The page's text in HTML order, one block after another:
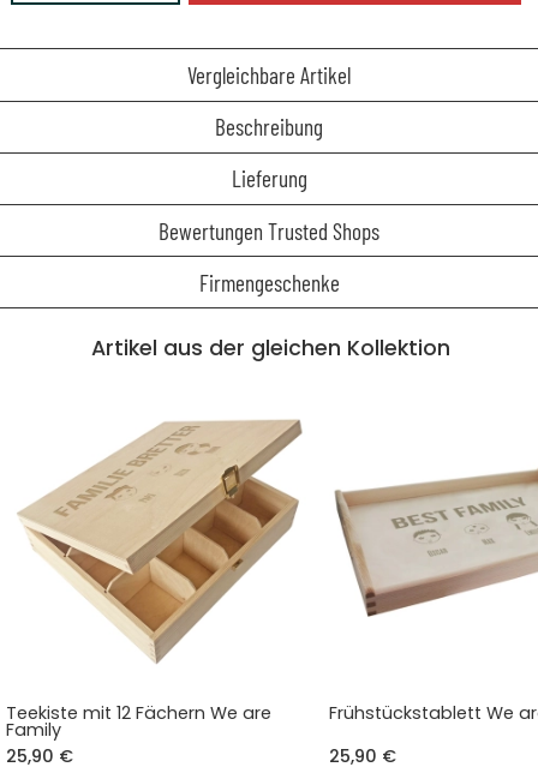
Vergleichbare Artikel
Beschreibung
Lieferung
Bewertungen Trusted Shops
Firmengeschenke
Artikel aus der gleichen Kollektion
Teekiste mit 12 Fächern We are
Family
25,90 €
Frühstückstablett We
25,90 €